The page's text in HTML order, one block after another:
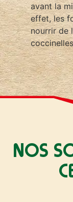
avant la
effet, les
nourrir de
NOS